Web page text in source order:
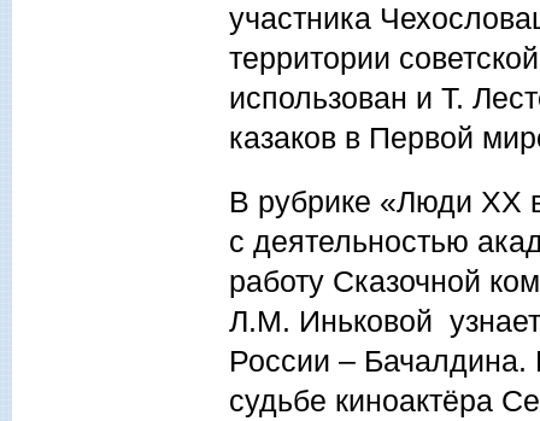
участника
территории
использован и Т.
казаков в Первой
В рубрике «Люди ХХ
с деятельностью
работу Сказочной
Л.М. Иньковой узнает
России –
судьбе киноактёра